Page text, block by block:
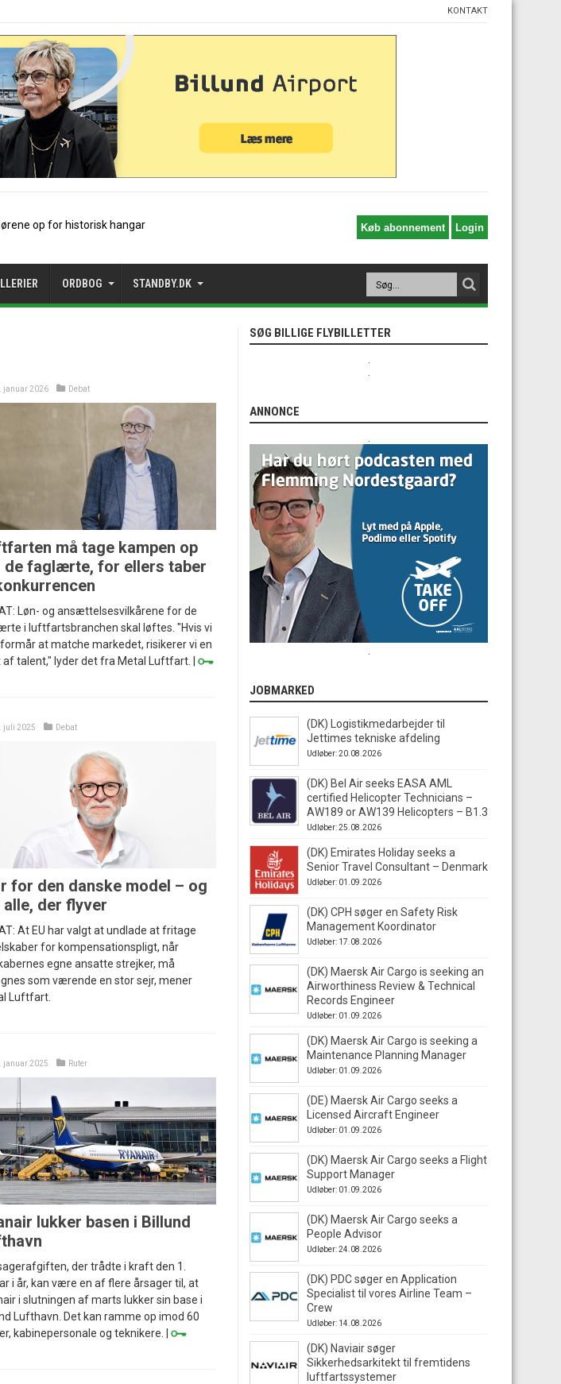
KONTAKT
rejsemulighe
ORDBOG STANDBY.DK
januar 2026 Debat
må tage kampen op
de faglærte, for ellers taber
Løn- og ansættelsesvilkårene for de
i luftfartsbranchen skal løftes. "Hvis vi
at matche markedet, risikerer vi en
talent," lyder det fra Metal Luftfart. |
juli 2025 Debat
for den danske model – og
der flyver
At EU har valgt at undlade at fritage
for kompensationspligt, når
egne ansatte strejker, må
som værende en stor sejr, mener
Luftfart.
januar 2025 Ruter
lukker basen i Billund
der trådte i kraft den 1.
i år, kan være en af flere årsager til, at
i slutningen af marts lukker sin base i
Lufthavn. Det kan ramme op imod 60
kabinepersonale og teknikere. |
SØG BILLIGE FLYBILLETTER
ANNONCE
JOBMARKED
(DK) Logistikmedarbejder til
Jettimes tekniske afdeling
Udløber: 20.08.2026
(DK) Bel Air seeks EASA AML
certified Helicopter Technicians –
AW189 or AW139 Helicopters – B1.3
Udløber: 25.08.2026
(DK) Emirates Holiday seeks a
Senior Travel Consultant – Denmark
Udløber: 01.09.2026
(DK) CPH søger en Safety Risk
Management Koordinator
Udløber: 17.08.2026
(DK) Maersk Air Cargo is seeking an
Airworthiness Review & Technical
Records Engineer
Udløber: 01.09.2026
(DK) Maersk Air Cargo is seeking a
Maintenance Planning Manager
Udløber: 01.09.2026
(DE) Maersk Air Cargo seeks a
Licensed Aircraft Engineer
Udløber: 01.09.2026
(DK) Maersk Air Cargo seeks a Flight
Support Manager
Udløber: 01.09.2026
(DK) Maersk Air Cargo seeks a
People Advisor
Udløber: 24.08.2026
(DK) PDC søger en Application
Specialist til vores Airline Team –
Crew
Udløber: 14.08.2026
(DK) Naviair søger
Sikkerhedsarkitekt til fremtidens
luftfartssystemer